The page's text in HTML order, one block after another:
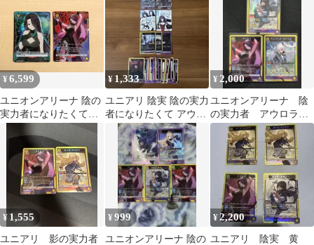
¥6,599
ユニオンアリーナ 陰の
実力者になりたくて！
パラレルアウロラ U★
SR★
¥ 1,333
ユニアリ 陰実 陰の実力
者になりたくて アウロ
ラ イプシロン SR AP ま
とめ
¥ 2,000
ユニオンアリーナ 陰
の実力者 アウロラ・
アレクシア・クレア
¥ 1,555
ユニアリ 影の実力者
¥999
ユニオンアリーナ 陰の
¥2,200
ユニアリ 陰実 黄